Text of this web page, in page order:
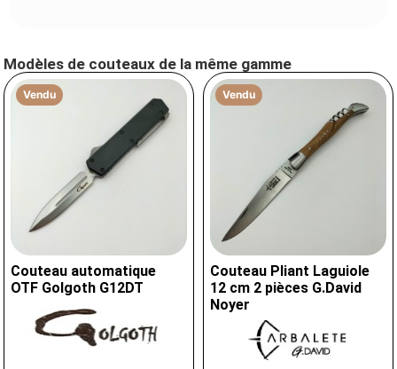
Modèles de couteaux de la même gamme
Vendu
Couteau automatique
OTF Golgoth G12DT
Vendu
Couteau Pliant Laguiole
12 cm 2 pièces G.David
Noyer